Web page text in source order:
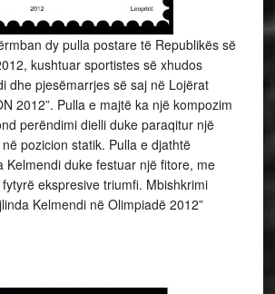
dy pulla postare të Republikës së
kushtuar sportistes së xhudos
dhe pjesëmarrjes së saj në Lojërat
2012”. Pulla e majtë ka një kompozim
perëndimi dielli duke paraqitur një
pozicion statik. Pulla e djathtë
Kelmendi duke festuar një fitore, me
ekspresive triumfi. Mbishkrimi
Kelmendi në Olimpiadë 2012”